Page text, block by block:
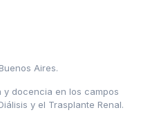
Aires.
docencia en los campos
y el Trasplante Renal.